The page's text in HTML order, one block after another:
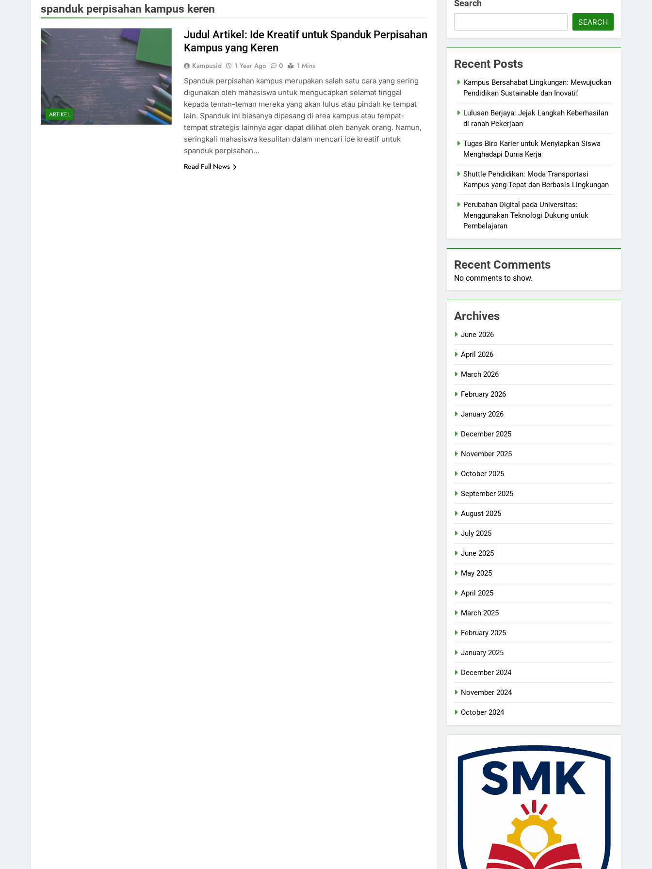
spanduk perpisahan kampus keren
ARTIKEL
Judul Artikel: Ide Kreatif untuk Spanduk Perpisahan
Kampus yang Keren
Kampusid 1 Year Ago 0
1 Mins
Spanduk perpisahan kampus merupakan salah satu cara yang sering
digunakan oleh mahasiswa untuk mengucapkan selamat tinggal
kepada teman-teman mereka yang akan lulus atau pindah ke tempat
lain. Spanduk ini biasanya dipasang di area kampus atau tempat-
tempat strategis lainnya agar dapat dilihat oleh banyak orang. Namun,
seringkali mahasiswa kesulitan dalam mencari ide kreatif untuk
spanduk perpisahan…
Read Full News
Search
SEARCH
Recent Posts
Kampus Bersahabat Lingkungan: Mewujudkan
Pendidikan Sustainable dan Inovatif
Lulusan Berjaya: Jejak Langkah Keberhasilan
di ranah Pekerjaan
Tugas Biro Karier untuk Menyiapkan Siswa
Menghadapi Dunia Kerja
Shuttle Pendidikan: Moda Transportasi
Kampus yang Tepat dan Berbasis Lingkungan
Perubahan Digital pada Universitas:
Menggunakan Teknologi Dukung untuk
Pembelajaran
Recent Comments
No comments to show.
Archives
June 2026
April 2026
March 2026
February 2026
January 2026
December 2025
November 2025
October 2025
September 2025
August 2025
July 2025
June 2025
May 2025
April 2025
March 2025
February 2025
January 2025
December 2024
November 2024
October 2024